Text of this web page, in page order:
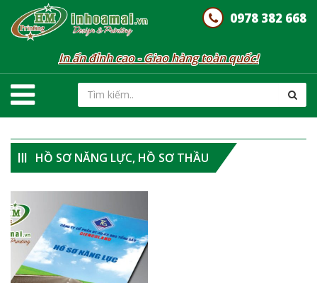
0978 382 668
In ấn đỉnh cao - Giao hàng toàn quốc!
HỒ SƠ NĂNG LỰC, HỒ SƠ THẦU